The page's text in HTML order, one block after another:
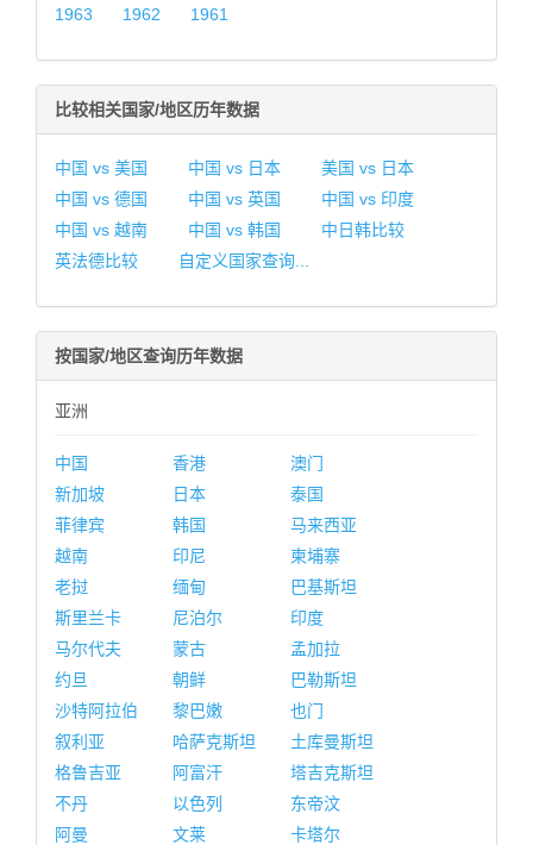
1963
1962 1961
比较相关国家/地区历年数据
中国 vs 美国 中国 vs 日本
美国 vs 日本
中国 vs 德国
中国 vs 英国
中国 vs 印度
中国 vs 越南
中国 vs 韩国
中日韩比较
英法德比较
自定义国家查询...
按国家/地区查询历年数据
亚洲
中国 香港
澳门
新加坡
日本
泰国
菲律宾
韩国
马来西亚
越南
印尼
柬埔寨
老挝
缅甸
巴基斯坦
斯里兰卡
尼泊尔
印度
马尔代夫
蒙古
孟加拉
约旦
朝鲜
巴勒斯坦
沙特阿拉伯
黎巴嫩
也门
叙利亚
哈萨克斯坦
土库曼斯坦
格鲁吉亚
阿富汗
塔吉克斯坦
不丹
以色列
东帝汶
阿曼
文莱
卡塔尔